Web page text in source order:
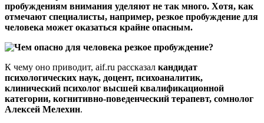
пробуждениям внимания уделяют не так много. Хотя, как
отмечают специалисты, например, резкое пробуждение для
человека может оказаться крайне опасным.
К чему оно приводит, aif.ru рассказал кандидат
психологических наук, доцент, психоаналитик,
клинический психолог высшей квалификационной
категории, когнитивно-поведенческий терапевт, сомнолог
Алексей Мелехин.